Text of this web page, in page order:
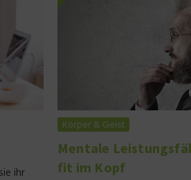
ihr
Körper & Geist
Mentale
fit im Kopf